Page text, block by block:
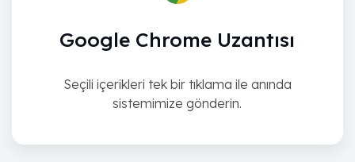
Google Chrome Uzantısı
Seçili içerikleri tek bir tıklama ile anında
sistemimize gönderin.